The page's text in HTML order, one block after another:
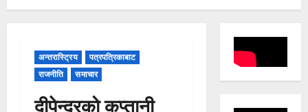
अन्तरास्ट्रिय
पत्रपत्रिकाबाट
राजनीति
समाचार
दीपेन्द्रको कप्तानी